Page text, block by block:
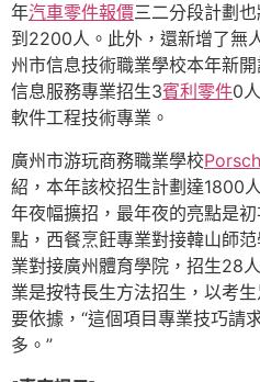
年汽車零件報價三二分段計劃
到2200人。此外，還新增了無
州市信息技術職業學校本年新
信息服務專業招生3賓利零件0
軟件工程技術專業。
廣州市游玩商務職業學校
紹，本年該校招生計劃達1800
年夜幅擴招，最年夜的亮點是
點，西餐烹飪專業對接韓山師
業對接廣州體育學院，招生28
業是按特長生方法招生，以考
要依據，“這個項目專業技巧請
多。”